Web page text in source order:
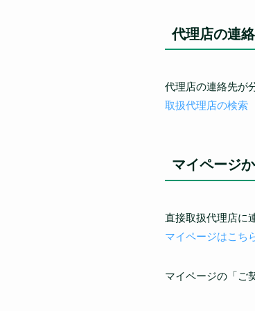
代理店の連
代理店の連絡先が
取扱代理店の検索
マイページ
直接取扱代理店に
マイページはこち
マイページの「ご